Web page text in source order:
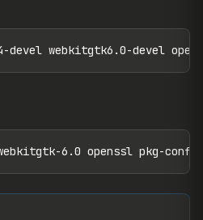
webkitgtk6.0-devel
6.0 openssl pkg-config